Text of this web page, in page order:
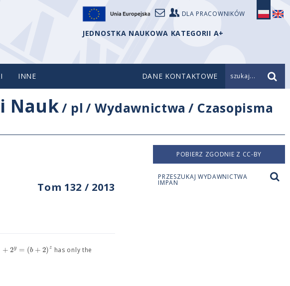
DLA PRACOWNIKÓW
JEDNOSTKA NAUKOWA KATEGORII A+
INNE DANE KONTAKTOWE szukaj...
Nauk/ pl /Wydawnictwa / Czasopisma
Tom 132 / 2013
+2y = (b +2)z has only the
POBIERZ ZGODNIE Z CC-BY
PRZESZUKAJ WYDAWNICTWA
IMPAN